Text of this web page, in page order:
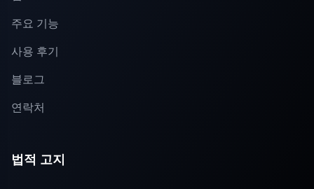
주요 기능
사용 후기
블로그
연락처
법적 고지